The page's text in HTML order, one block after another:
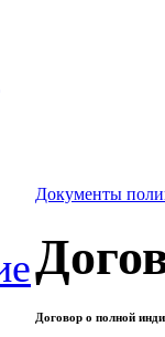
Документы
Договор о полной